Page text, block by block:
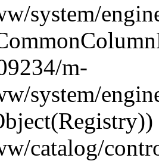
system/
m-
system/
catalog/